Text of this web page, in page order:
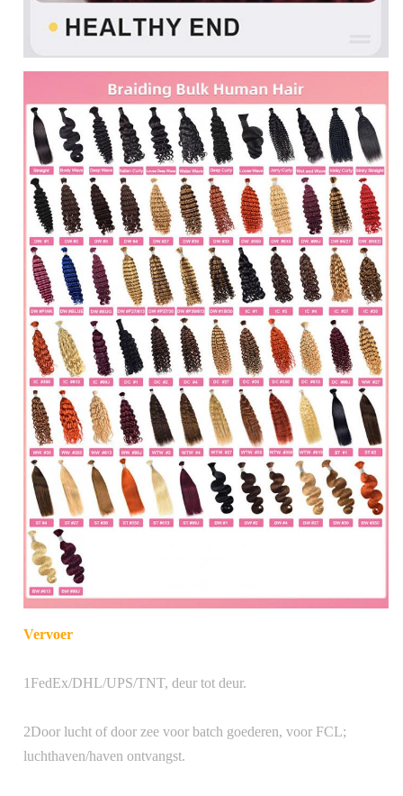
Niet verwerkt
zonder verwerking, kan worden
geverfd en gestreken
Stijlen
Lichaamsgolf, diepe golf,
natuurlijke rechte, krullende,
grote golf kan worden aangepast
Haarlengte 8"-26" beschikbaar
Haarkleur
Natural Black ((1B), andere
kleuren van donkerbruin,
lichtbruin, blond kunnen worden
aangepast.
Gewicht van het
artikel
Vervoer
1FedEx/DHL/UPS/TNT, deur tot deur.
2Door lucht of door zee voor batch goederen, voor FCL;
luchthaven/haven ontvangst.